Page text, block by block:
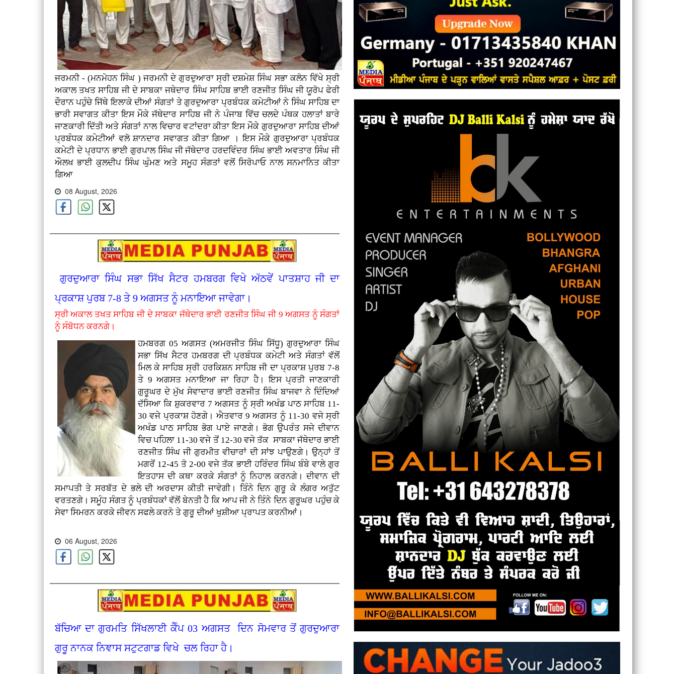
ਜਰਮਨੀ - (ਮਨਮੋਹਨ ਸਿੰਘ ) ਜਰਮਨੀ ਦੇ ਗੁਰਦੁਆਰਾ ਸ੍ਰੀ ਦਸ਼ਮੇਸ਼ ਸਿੰਘ ਸਭਾ ਕਲੋਨ ਵਿੱਖੇ ਸ੍ਰੀ
ਅਕਾਲ ਤਖਤ ਸਾਹਿਬ ਜੀ ਦੇ ਸਾਬਕਾ ਜਥੇਦਾਰ ਸਿੰਘ ਸਾਹਿਬ ਭਾਈ ਰਣਜੀਤ ਸਿੰਘ ਜੀ ਯੂਰੋਪ ਫੇਰੀ
ਦੌਰਾਨ ਪਹੁੰਚੇ ਜਿੱਥੇ ਇਲਾਕੇ ਦੀਆਂ ਸੰਗਤਾਂ ਤੇ ਗੁਰਦੁਆਰਾ ਪ੍ਰਬੰਧਕ ਕਮੇਟੀਆਂ ਨੇ ਸਿੰਘ ਸਾਹਿਬ ਦਾ
ਭਾਰੀ ਸਵਾਗਤ ਕੀਤਾ ਇਸ ਮੌਕੇ ਜੱਥੇਦਾਰ ਸਾਹਿਬ ਜੀ ਨੇ ਪੰਜਾਬ ਵਿੱਚ ਚਲਦੇ ਪੰਥਕ ਹਲਾਤਾਂ ਬਾਰੇ
ਜਾਣਕਾਰੀ ਦਿੱਤੀ ਅਤੇ ਸੰਗਤਾਂ ਨਾਲ ਵਿਚਾਰ ਵਟਾਂਦਰਾ ਕੀਤਾ ਇਸ ਮੌਕੇ ਗੁਰਦੁਆਰਾ ਸਾਹਿਬ ਦੀਆਂ
ਪ੍ਰਬੰਧਕ ਕਮੇਟੀਆਂ ਵਲੋ ਸ਼ਾਨਦਾਰ ਸਵਾਗਤ ਕੀਤਾ ਗਿਆ । ਇਸ ਮੌਕੇ ਗੁਰਦੁਆਰਾ ਪ੍ਰਬੰਧਕ
ਕਮੇਟੀ ਦੇ ਪ੍ਰਧਾਨ ਭਾਈ ਗੁਰਪਾਲ ਸਿੰਘ ਜੀ ਜੱਥੇਦਾਰ ਹਰਦਵਿੰਦਰ ਸਿੰਘ ਭਾਈ ਅਵਤਾਰ ਸਿੰਘ ਜੀ
ਔਲਖ ਭਾਈ ਕੁਲਦੀਪ ਸਿੰਘ ਘੁੰਮਣ ਅਤੇ ਸਮੂਹ ਸੰਗਤਾਂ ਵਲੋਂ ਸਿਰੋਪਾਓ ਨਾਲ ਸਨਮਾਨਿਤ ਕੀਤਾ
ਗਿਆ
08 August, 2026
ਗੁਰਦੁਆਰਾ ਸਿੰਘ ਸਭਾ ਸਿੱਖ ਸੈਟਰ ਹਮਬਰਗ ਵਿਖੇ ਅੱਠਵੇਂ ਪਾਤਸ਼ਾਹ ਜੀ ਦਾ
ਪ੍ਰਕਾਸ਼ ਪੁਰਬ 7-8 ਤੇ 9 ਅਗਸਤ ਨੂੰ ਮਨਾਇਆ ਜਾਵੇਗਾ।
ਸ੍ਰੀ ਅਕਾਲ ਤਖਤ ਸਾਹਿਬ ਜੀ ਦੇ ਸਾਬਕਾ ਜੱਥੇਦਾਰ ਭਾਈ ਰਣਜੀਤ ਸਿੰਘ ਜੀ 9 ਅਗਸਤ ਨੂੰ ਸੰਗਤਾਂ
ਨੂੰ ਸੰਬੋਧਨ ਕਰਨਗੇ।
ਹਮਬਰਗ 05 ਅਗਸਤ (ਅਮਰਜੀਤ ਸਿੰਘ ਸਿੱਧੂ) ਗੁਰਦੁਆਰਾ ਸਿੰਘ
ਸਭਾ ਸਿੱਖ ਸੈਟਰ ਹਮਬਰਗ ਦੀ ਪ੍ਰਬੰਧਕ ਕਮੇਟੀ ਅਤੇ ਸੰਗਤਾਂ ਵੱਲੋਂ
ਮਿਲ ਕੇ ਸਾਹਿਬ ਸ੍ਰੀ ਹਰਕਿਸ਼ਨ ਸਾਹਿਬ ਜੀ ਦਾ ਪ੍ਰਕਾਸ਼ ਪੁਰਬ 7-8
ਤੇ 9 ਅਗਸਤ ਮਨਾਇਆ ਜਾ ਰਿਹਾ ਹੈ। ਇਸ ਪ੍ਰਤੀ ਜਾਣਕਾਰੀ
ਗੁਰੂਘਰ ਦੇ ਮੁੱਖ ਸੇਵਾਦਾਰ ਭਾਈ ਰਣਜੀਤ ਸਿੰਘ ਬਾਜਵਾ ਨੇ ਦਿੰਦਿਆਂ
ਦੱਸਿਆ ਕਿ ਸ਼ੁਕਰਵਾਰ 7 ਅਗਸਤ ਨੂੰ ਸ੍ਰੀ ਅਖੰਡ ਪਾਠ ਸਾਹਿਬ 11-
30 ਵਜੇ ਪ੍ਰਕਾਸ਼ ਹੋਣਗੇ। ਐਤਵਾਰ 9 ਅਗਸਤ ਨੂੰ 11-30 ਵਜੇ ਸ੍ਰੀ
ਅਖੰਡ ਪਾਠ ਸਾਹਿਬ ਭੋਗ ਪਾਏ ਜਾਣਗੇ। ਭੋਗ ਉਪਰੰਤ ਸਜੇ ਦੀਵਾਨ
ਵਿਚ ਪਹਿਲਾ 11-30 ਵਜੇ ਤੋਂ 12-30 ਵਜੇ ਤੱਕ ਸਾਬਕਾ ਜੱਥੇਦਾਰ ਭਾਈ
ਰਣਜੀਤ ਸਿੰਘ ਜੀ ਗੁਰਮੀਤ ਵੀਚਾਰਾਂ ਦੀ ਸਾਂਝ ਪਾਉਣਗੇ। ਉਨ੍ਹਾਂ ਤੋਂ
ਮਗਰੋਂ 12-45 ਤੋ 2-00 ਵਜੇ ਤੱਕ ਭਾਈ ਹਰਿੰਦਰ ਸਿੰਘ ਬੰਬੇ ਵਾਲੇ ਗੁਰ
ਇਤਹਾਸ ਦੀ ਕਥਾ ਕਰਕੇ ਸੰਗਤਾਂ ਨੂੰ ਨਿਹਾਲ ਕਰਨਗੇ। ਦੀਵਾਨ ਦੀ
ਸਮਾਪਤੀ ਤੇ ਸਰਬੱਤ ਦੇ ਭਲੇ ਦੀ ਅਰਦਾਸ ਕੀਤੀ ਜਾਵੇਗੀ। ਤਿੰਨੇ ਦਿਨ ਗੁਰੂ ਕੇ ਲੰਗਰ ਅਤੁੱਟ
ਵਰਤਣਗੇ। ਸਮੂੰਹ ਸੰਗਤ ਨੂੰ ਪ੍ਰਬੰਧਕਾਂ ਵੱਲੋਂ ਬੇਨਤੀ ਹੈ ਕਿ ਆਪ ਜੀ ਨੇ ਤਿੰਨੇ ਦਿਨ ਗੁਰੂਘਰ ਪਹੁੰਚ ਕੇ
ਸੇਵਾ ਸਿਮਰਨ ਕਰਕੇ ਜੀਵਨ ਸਫਲੇ ਕਰਨੇ ਤੇ ਗੁਰੂ ਦੀਆਂ ਖੁਸ਼ੀਆ ਪ੍ਰਾਪਤ ਕਰਨੀਆਂ।
06 August, 2026
ਬੱਚਿਆ ਦਾ ਗੁਰਮਤਿ ਸਿੱਖਲਾਈ ਕੈੰਪ 03 ਅਗਸਤ ਦਿਨ ਸੋਮਵਾਰ ਤੋਂ ਗੁਰਦੁਆਰਾ
ਗੁਰੂ ਨਾਨਕ ਨਿਞਾਸ ਸਟੁਟਗਾਡ ਵਿਖੇ ਚਲ ਰਿਹਾ ਹੈ।